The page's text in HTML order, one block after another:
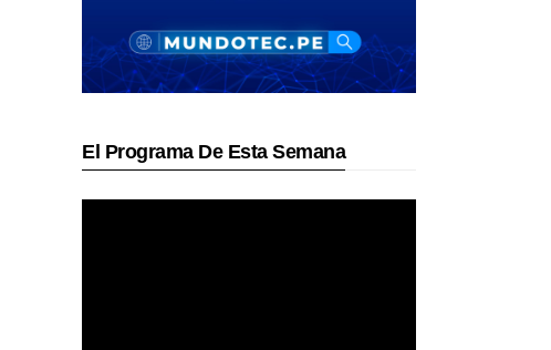
El Programa De Esta Semana